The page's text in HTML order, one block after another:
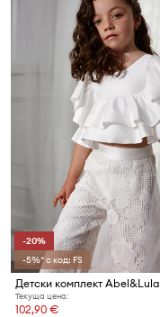
-20%
-5%* с код: FS
Детски комплект Abel&Lula
Текуща цена:
102,90 €